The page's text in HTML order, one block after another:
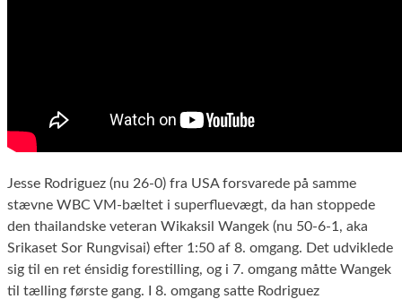
Jesse Rodriguez (nu 26-0) fra USA forsvarede på samme
stævne WBC VM-bæltet i superfluevægt, da han stoppede
den thailandske veteran Wikaksil Wangek (nu 50-6-1, aka
Srikaset Sor Rungvisai) efter 1:50 af 8. omgang. Det udviklede
sig til en ret énsidig forestilling, og i 7. omgang måtte Wangek
til tælling første gang. I 8. omgang satte Rodriguez